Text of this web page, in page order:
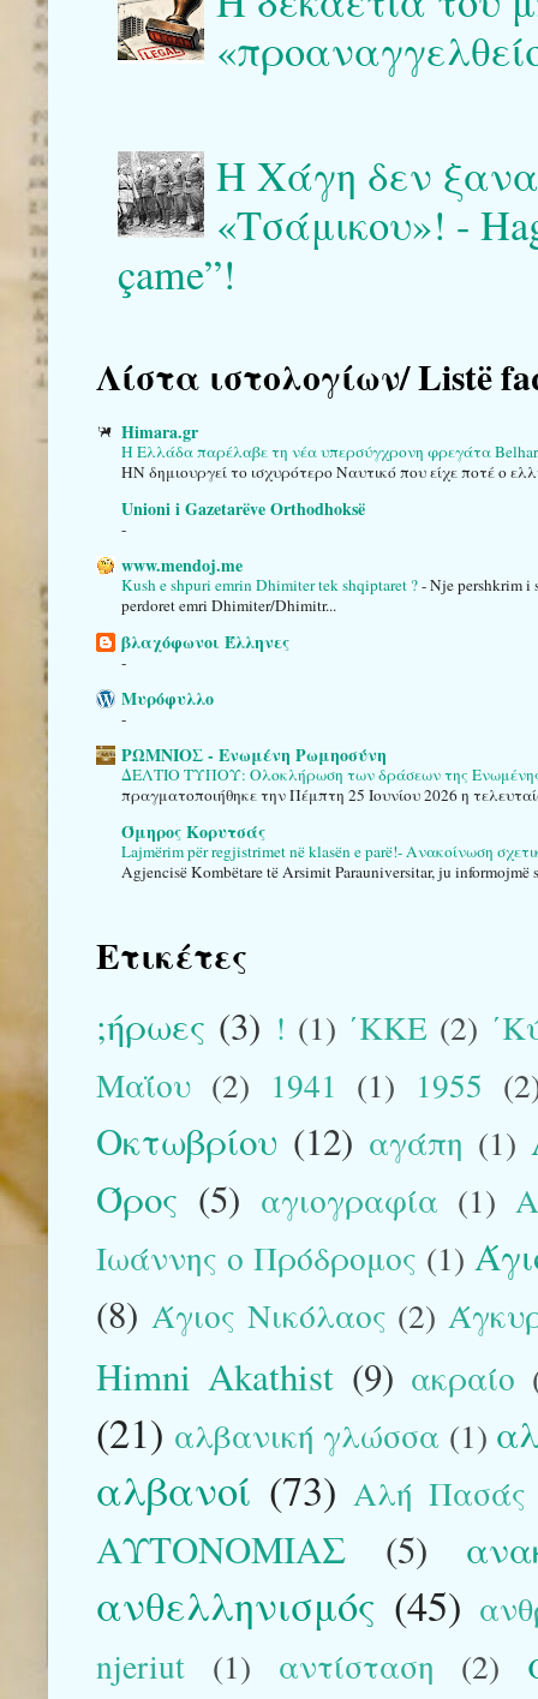
Η Χάγη δεν
«Τσάμικου»! -
çame”!
Λίστα ιστολογίων/ Listë
Himara.gr
Η Ελλάδα παρέλαβε τη νέα υπερσύγχρονη φρεγάτα
HN δημιουργεί το ισχυρότερο Ναυτικό που είχε ποτέ ο
Unioni i Gazetarëve Orthodhoksë
-
www.mendoj.me
Kush e shpuri emrin Dhimiter tek shqiptaret ?-Nje pershkrim i
perdoret emri Dhimiter/Dhimitr...
βλαχόφωνοι Έλληνες
-
Μυρόφυλλο
-
ΡΩΜΝΙΟΣ - Ενωμένη Ρωμηοσύνη
ΔΕΛΤΙΟ ΤΥΠΟΥ: Ολοκλήρωση των δράσεων της Ενωμένης
πραγματοποιήθηκε την Πέμπτη 25 Ιουνίου 2026 η
Όμηρος Κορυτσάς
Lajmërim për regjistrimet në klasën e parë!- Ανακοίνωση
Agjencisë Kombëtare të Arsimit Parauniversitar, ju informojmë
Ετικέτες
;ήρωες (3) ! (1) ΄ΚΚΕ (2)
Μαΐου (2) 1941 (1) 1955
Οκτωβρίου (12) αγάπη (1)
Όρος (5) αγιογραφία (1)
Ιωάννης ο Πρόδρομος (1)
(8) Άγιος Νικόλαος (2)
Himni Akathist (9) ακραίο
(21) αλβανική γλώσσα (1)
αλβανοί (73) Αλή Πασάς
ΑΥΤΟΝΟΜΙΑΣ (5)
ανθελληνισμός (45)
njeriut
(1) αντίσταση (2)